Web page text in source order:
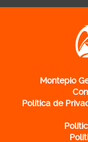
Montepio
Política de